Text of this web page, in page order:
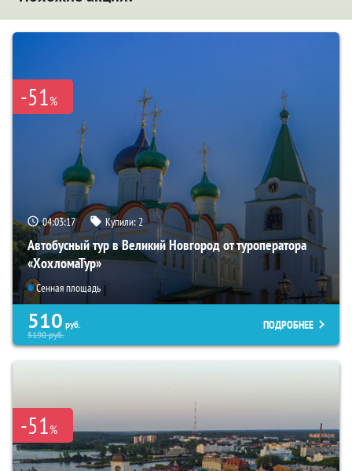
-51%
04:03:16 Купили:2
Автобусный тур в Великий Новгород от туроператора
«ХохломаТур»
Сенная площадь
510 руб.
5190руб.
ПОДРОБНЕЕ
-51%